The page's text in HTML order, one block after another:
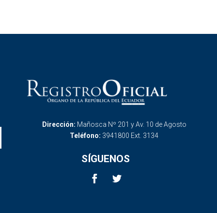
Dirección: Mañosca Nº 201 y Av. 10 de Agosto
Teléfono: 3941800 Ext. 3134
SÍGUENOS